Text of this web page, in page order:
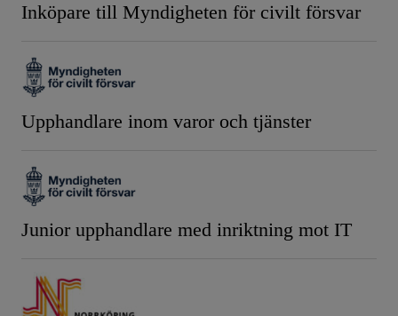
Inköpare till Myndigheten för civilt försvar
Upphandlare inom varor och tjänster
Junior upphandlare med inriktning mot IT